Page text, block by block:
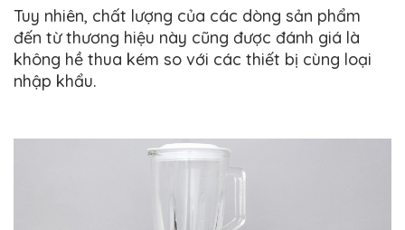
Tuy nhiên, chất lượng của các dòng sản phẩm
đến từ thương hiệu này cũng được đánh giá là
không hề thua kém so với các thiết bị cùng loại
nhập khẩu.